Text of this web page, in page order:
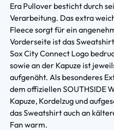
Era Pullover besticht durch
Verarbeitung. Das extra
Fleece sorgt für ein
Vorderseite ist das
Sox City Connect Logo
sowie an der Kapuze ist
aufgenäht. Als besonderes
dem offiziellen SOUTHSIDE
Kapuze, Kordelzug und
das Sweatshirt auch an
Fan warm.